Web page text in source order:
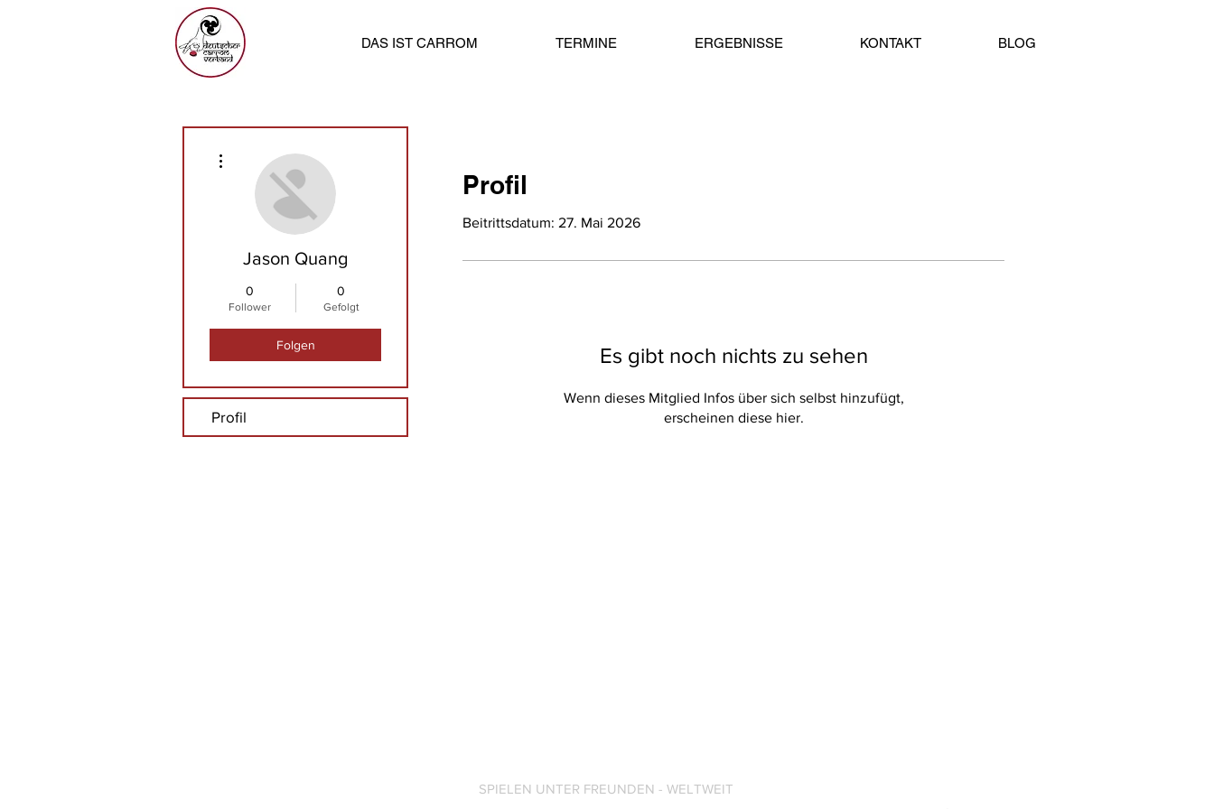
DAS IST CARROM TERMINE ERGEBNISSE KONTAKT BLOG
Profil
Beitrittsdatum: 27. Mai 2026
Es gibt noch nichts zu sehen
Wenn dieses Mitglied Infos über sich selbst hinzufügt,
erscheinen diese hier.
Jason Quang
0
Follower
0
Gefolgt
Folgen
Profil
SPIELEN UNTER FREUNDEN - WELTWEIT